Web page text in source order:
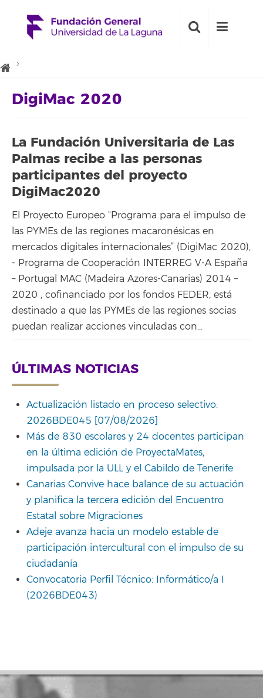
DigiMac 2020
La Fundación Universitaria de Las
Palmas recibe a las personas
participantes del proyecto
DigiMac2020
El Proyecto Europeo “Programa para el impulso de
las PYMEs de las regiones macaronésicas en
mercados digitales internacionales” (DigiMac 2020),
- Programa de Cooperación INTERREG V-A España
– Portugal MAC (Madeira Azores-Canarias) 2014 –
2020 , cofinanciado por los fondos FEDER, está
destinado a que las PYMEs de las regiones socias
puedan realizar acciones vinculadas con...
ÚLTIMAS NOTICIAS
Actualización listado en proceso selectivo:
2026BDE045 [07/08/2026]
Más de 830 escolares y 24 docentes participan
en la última edición de ProyectaMates,
impulsada por la ULL y el Cabildo de Tenerife
Canarias Convive hace balance de su actuación
y planifica la tercera edición del Encuentro
Estatal sobre Migraciones
Adeje avanza hacia un modelo estable de
participación intercultural con el impulso de su
ciudadanía
Convocatoria Perfil Técnico: Informático/a I
(2026BDE043)